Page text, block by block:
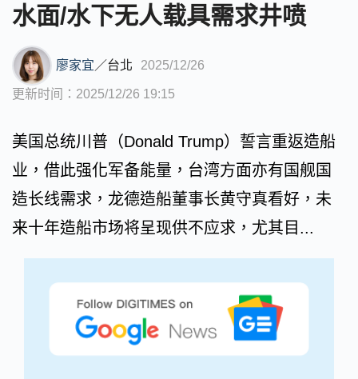
水面/水下无人载具需求井喷
廖家宜 ／台北 2025/12/26
更新时间：2025/12/26 19:15
美国总统川普（Donald Trump）誓言重返造船
业，借此强化军备能量，台湾方面亦有国舰国
造长线需求，龙德造船董事长黄守真看好，未
来十年造船市场将呈现供不应求，尤其目...